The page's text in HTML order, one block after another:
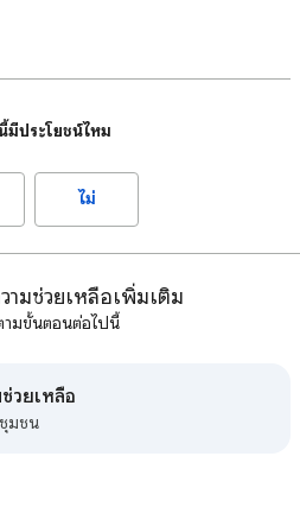
มีประโยชน์ไหม
ไม่
ามช่วยเหลือเพิ่มเติม
ามขั้นตอนต่อไปนี้
วยเหลือ
มชน